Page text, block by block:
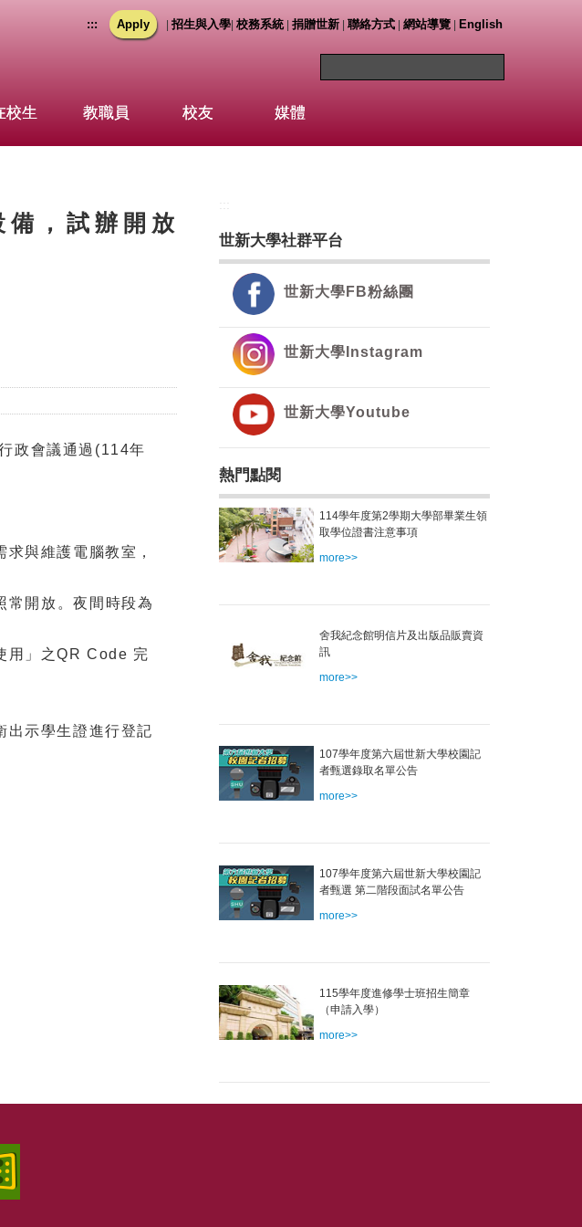
::: Apply 招生與入學| 校務系統| 捐贈世新| 聯絡方式| 網站導覽| English
校生 教職員 校友 媒體
，試辦開放
政會議通過(114年
與維護電腦教室，
開放。夜間時段為
用」之QR Code 完
出示學生證進行登記
世新大學社群平台
世新大學FB粉絲團
世新大學Instagram
世新大學Youtube
熱門點閱
114學年度第2學期大學部畢業生領
取學位證書注意事項
more>>
舍我紀念館明信片及出版品販賣資
訊
more>>
107學年度第六屆世新大學校園記
者甄選錄取名單公告
more>>
107學年度第六屆世新大學校園記
者甄選 第二階段面試名單公告
more>>
115學年度進修學士班招生簡章
（申請入學）
more>>